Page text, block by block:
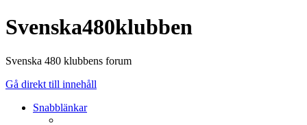
Svenska480klubben
Svenska 480 klubbens forum
Gå direkt till innehåll
Snabblänkar